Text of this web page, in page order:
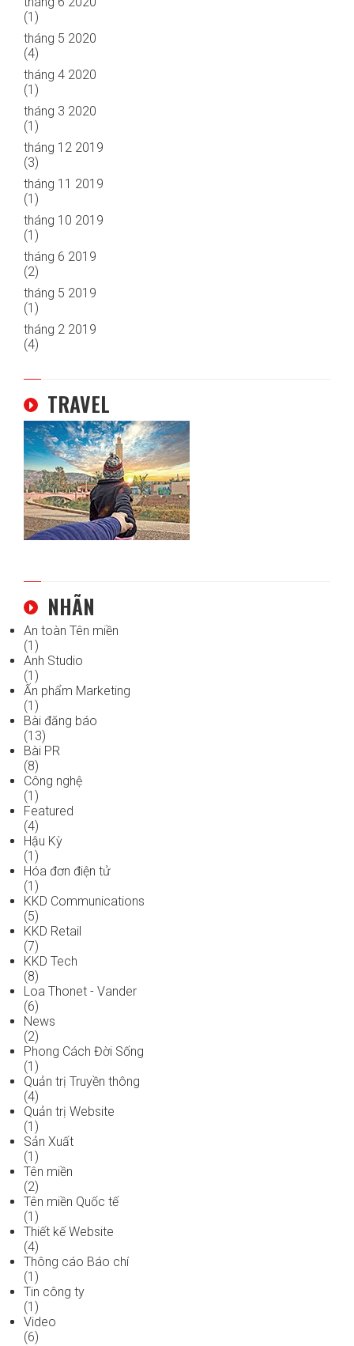
(1)
tháng 5 2020
(4)
tháng 4 2020
(1)
tháng 3 2020
(1)
tháng 12 2019
(3)
tháng 11 2019
(1)
tháng 10 2019
(1)
tháng 6 2019
(2)
tháng 5 2019
(1)
tháng 2 2019
(4)
TRAVEL
NHÃN
An toàn Tên miền
(1)
Anh Studio
(1)
Ấn phẩm Marketing
(1)
Bài đăng báo
(13)
Bài PR
(8)
Công nghệ
(1)
Featured
(4)
Hậu Kỳ
(1)
Hóa đơn điện tử
(1)
KKD Communications
(5)
KKD Retail
(7)
KKD Tech
(8)
Loa Thonet - Vander
(6)
News
(2)
Phong Cách Đời Sống
(1)
Quản trị Truyền thông
(4)
Quản trị Website
(1)
Sản Xuất
(1)
Tên miền
(2)
Tên miền Quốc tế
(1)
Thiết kế Website
(4)
Thông cáo Báo chí
(1)
Tin công ty
(1)
Video
(6)